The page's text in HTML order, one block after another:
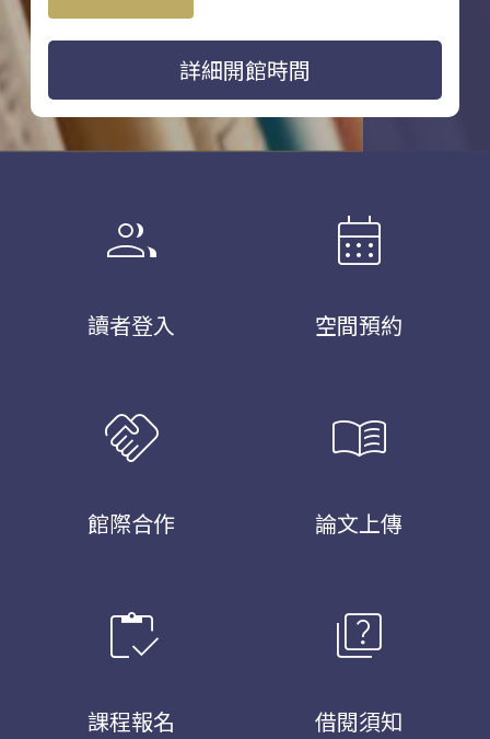
詳細開館時間
group
讀者登入
calendar_month
空間預約
handshake
館際合作
menu_book
論文上傳
inventory
課程報名
quiz
借閱須知